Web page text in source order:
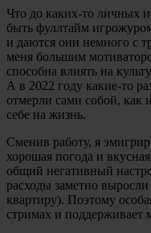
Что до каких-то личных
быть фуллтайм
и даются они немного с
меня большим
способна влиять на
А в 2022 году какие-то
отмерли сами собой, как
себе на жизнь.
Сменив работу, я
хорошая погода и
общий негативный
расходы заметно
квартиру). Поэтому
стримах и поддерживает